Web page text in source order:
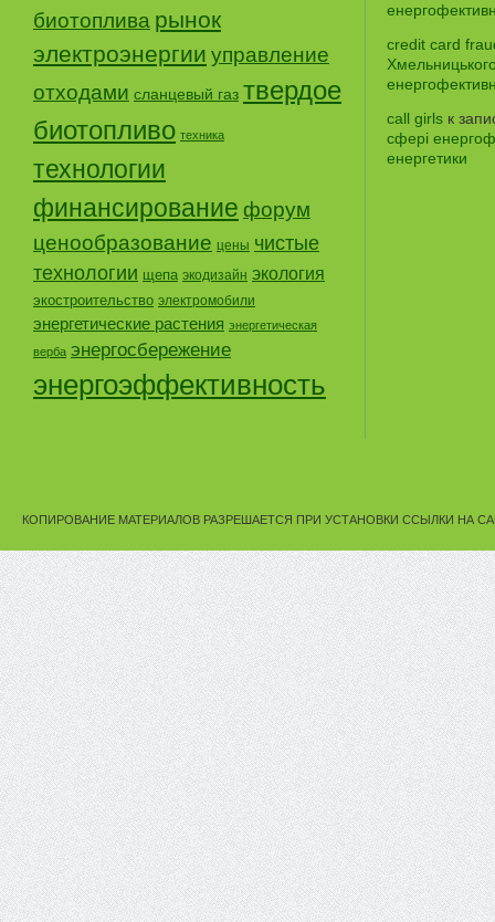
биотоплива рынок
электроэнергии управление
отходами сланцевый газ твердое
биотопливо техника
технологии
финансирование форум
ценообразование цены чистые
технологии щепа экодизайн экология
экостроительство электромобили
энергетические растения энергетическая
верба энергосбережение
энергоэффективность
credit card
call girls к
сфері
енергетики
КОПИРОВАНИЕ МАТЕРИАЛОВ РАЗРЕШАЕТСЯ ПРИ УСТАНОВКИ ССЫЛКИ НА САЙТ